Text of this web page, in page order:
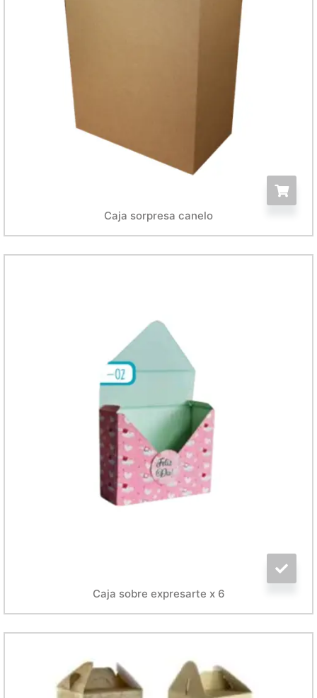
Caja sorpresa canelo
Caja sobre expresarte x 6